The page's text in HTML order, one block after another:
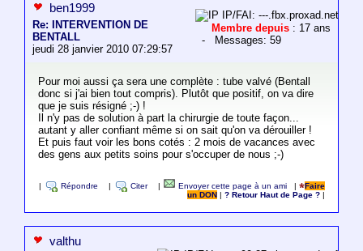
ben1999
Re: INTERVENTION DE
BENTALL
jeudi 28 janvier 2010 07:29:57
IP/FAI: ---.fbx.proxad.net
Membre depuis : 17 ans
- Messages: 59
Pour moi aussi ça sera une complète : tube valvé (Bentall
donc si j'ai bien tout compris). Plutôt que positif, on va dire
que je suis résigné ;-) !
Il n'y pas de solution à part la chirurgie de toute façon...
autant y aller confiant même si on sait qu'on va dérouiller !
Et puis faut voir les bons cotés : 2 mois de vacances avec
des gens aux petits soins pour s'occuper de nous ;-)
Répondre Citer Envoyer cette page à un ami |
Faire
un DON
|? Retour Haut de Page ?
valthu